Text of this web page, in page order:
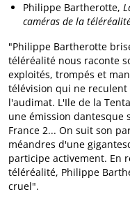
Philippe Bartherotte,
caméras de la
"Philippe Bartherotte
téléréalité nous raconte
exploités, trompés et
télévision qui ne
l'audimat. L'Ile de la
une émission dantesque
France 2... On suit son
méandres d'une
participe activement. En
téléréalité, Philippe
cruel".